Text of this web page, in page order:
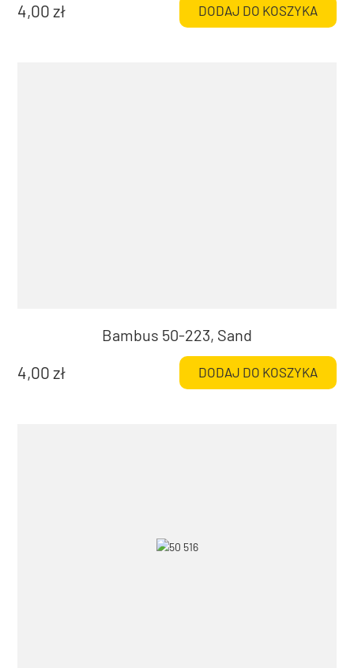
4,00 zł DODAJ DO KOSZYKA
Bambus 50-223, Sand
4,00 zł DODAJ DO KOSZYKA